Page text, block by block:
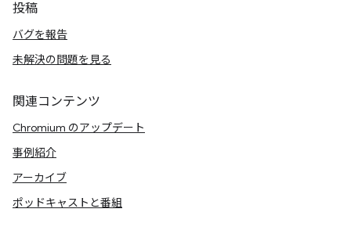
投稿
バグを報告
未解決の問題を見る
関連コンテンツ
Chromium のアップデート
事例紹介
アーカイブ
ポッドキャストと番組